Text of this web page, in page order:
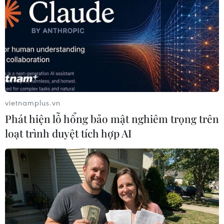
sự và sử dụng viện trợ như một biện pháp
nhằm xoa dịu phong trào Hồi giáo này.
Một cuộc tấn công của Hamas sẽ ngay lập tức
gây ra chiến tranh với Israel, điều mà cộng
đồng tình báo nước này tin rằng Hamas đang
tìm cách tránh xảy ra.
Cuộc tấn công của Hamas vào ngày 7/10 phần
lớn diễn ra theo mô hình được dự đoán trong
báo cáo, bao gồm hai kibbutz bị tấn công và việc
sử dụng tên lửa để đánh lạc hướng quân đội
Israel khỏi cuộc xâm nhập đang diễn ra.
vietnamplus.vn
Phát hiện lỗ hổng bảo mật nghiêm trọng trên
loạt trình duyệt tích hợp AI